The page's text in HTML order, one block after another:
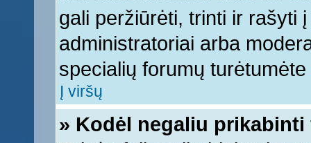
gali peržiūrėti, trinti ir rašyti
administratoriai arba
specialių forumų
Į viršų
» Kodėl negaliu prikabinti